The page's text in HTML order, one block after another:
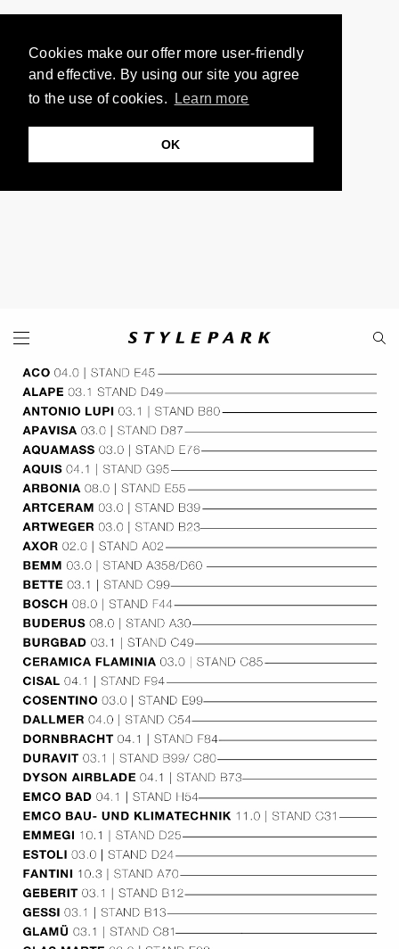
Cookies make our offer more user-friendly
and effective. By using our site you agree
to the use of cookies.
Learn more
OK